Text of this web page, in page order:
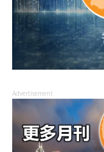
Advertisement